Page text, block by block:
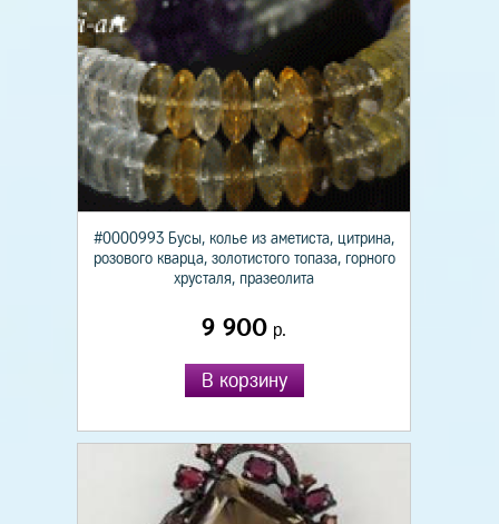
#0000993 Бусы, колье из аметиста, цитрина,
розового кварца, золотистого топаза, горного
хрусталя, празеолита
9 900 р.
В корзину